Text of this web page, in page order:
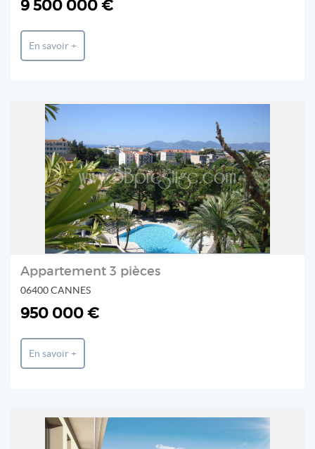
9 500 000 €
En savoir +
Appartement 3 pièces
06400 CANNES
950 000 €
En savoir +